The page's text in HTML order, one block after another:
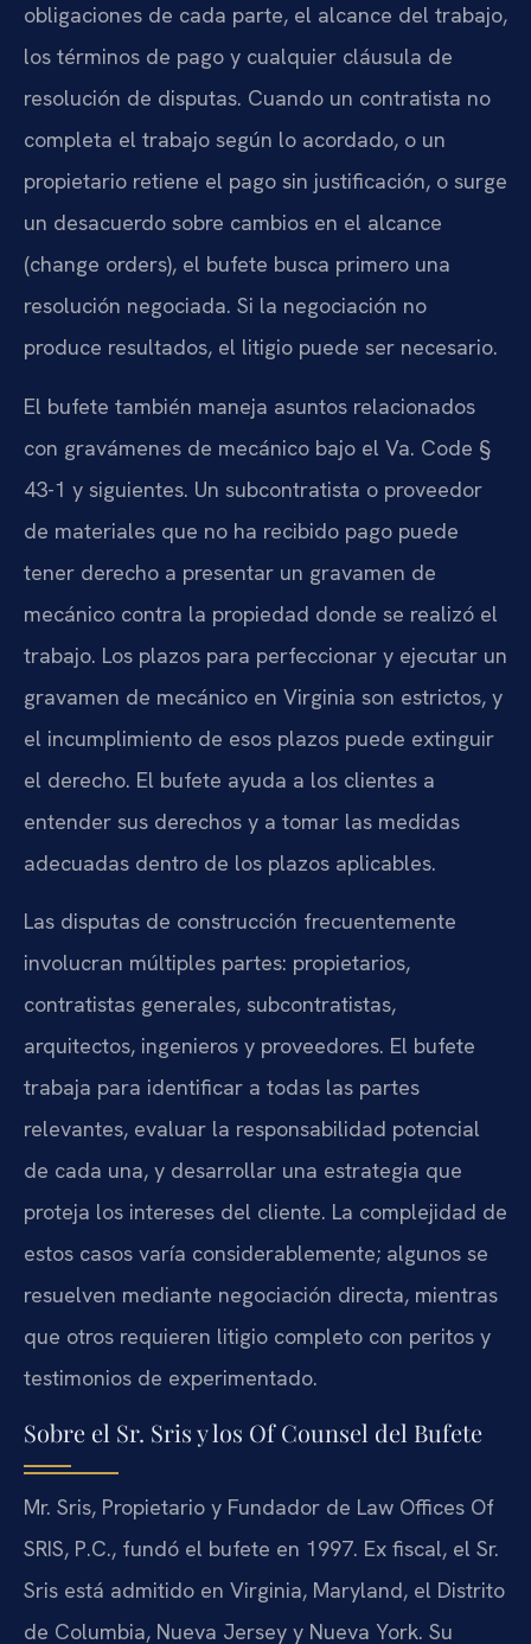
obligaciones de cada parte, el alcance del trabajo,
los términos de pago y cualquier cláusula de
resolución de disputas. Cuando un contratista no
completa el trabajo según lo acordado, o un
propietario retiene el pago sin justificación, o surge
un desacuerdo sobre cambios en el alcance
(change orders), el bufete busca primero una
resolución negociada. Si la negociación no
produce resultados, el litigio puede ser necesario.
El bufete también maneja asuntos relacionados
con gravámenes de mecánico bajo el Va. Code §
43-1 y siguientes. Un subcontratista o proveedor
de materiales que no ha recibido pago puede
tener derecho a presentar un gravamen de
mecánico contra la propiedad donde se realizó el
trabajo. Los plazos para perfeccionar y ejecutar un
gravamen de mecánico en Virginia son estrictos, y
el incumplimiento de esos plazos puede extinguir
el derecho. El bufete ayuda a los clientes a
entender sus derechos y a tomar las medidas
adecuadas dentro de los plazos aplicables.
Las disputas de construcción frecuentemente
involucran múltiples partes: propietarios,
contratistas generales, subcontratistas,
arquitectos, ingenieros y proveedores. El bufete
trabaja para identificar a todas las partes
relevantes, evaluar la responsabilidad potencial
de cada una, y desarrollar una estrategia que
proteja los intereses del cliente. La complejidad de
estos casos varía considerablemente; algunos se
resuelven mediante negociación directa, mientras
que otros requieren litigio completo con peritos y
testimonios de experimentado.
Sobre el Sr. Sris y los Of Counsel del Bufete
Mr. Sris, Propietario y Fundador de Law Offices Of
SRIS, P.C., fundó el bufete en 1997. Ex fiscal, el Sr.
Sris está admitido en Virginia, Maryland, el Distrito
de Columbia, Nueva Jersey y Nueva York. Su